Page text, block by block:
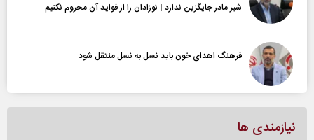
شیر مادر جایگزین ندارد | نوزادان را از فواید آن محروم نکنیم
فرهنگ اهدای خون باید نسل به نسل منتقل شود
نیازمندی ها